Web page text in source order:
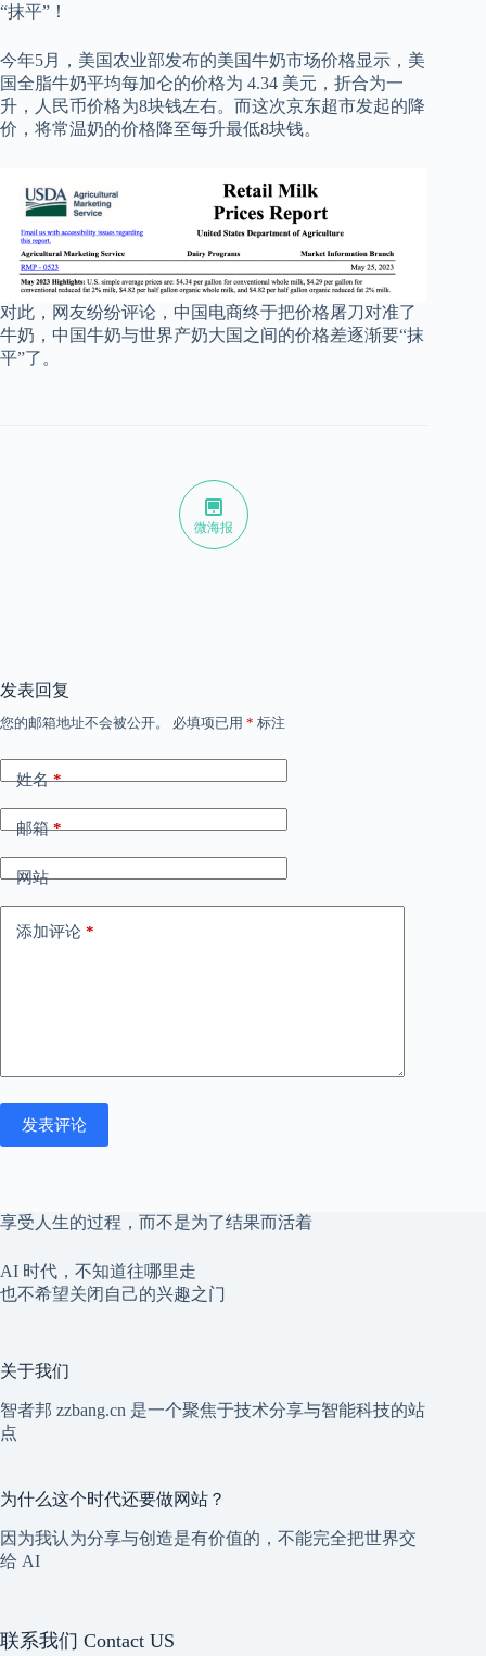
“抹平”！
今年5月，美国农业部发布的美国牛奶市场价格显示，美
国全脂牛奶平均每加仑的价格为 4.34 美元，折合为一
升，人民币价格为8块钱左右。而这次京东超市发起的降
价，将常温奶的价格降至每升最低8块钱。
对此，网友纷纷评论，中国电商终于把价格屠刀对准了
牛奶，中国牛奶与世界产奶大国之间的价格差逐渐要“抹
平”了。
微海报
发表回复
您的邮箱地址不会被公开。 必填项已用 * 标注
姓名*
邮箱*
网站
添加评论 *
发表评论
享受人生的过程，而不是为了结果而活着
AI 时代，不知道往哪里走
也不希望关闭自己的兴趣之门
关于我们
智者邦 zzbang.cn 是一个聚焦于技术分享与智能科技的站
点
为什么这个时代还要做网站？
因为我认为分享与创造是有价值的，不能完全把世界交
给 AI
联系我们 Contact US